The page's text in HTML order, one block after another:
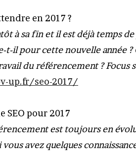
en 2017 ?
à sa fin et il est déjà temps
t-il pour cette nouvelle année ?
du référencement ? Focus
up.fr/seo-2017/
SEO pour 2017
est toujours en
vous avez quelques